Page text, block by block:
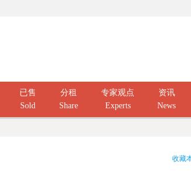
已售
Sold
分租
Share
专家观点
Experts
资讯
News
收藏